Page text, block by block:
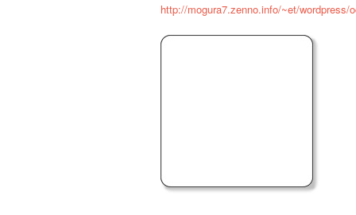
http://mogura7.zenno.info/~et/wordpress/